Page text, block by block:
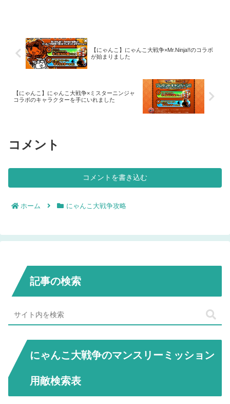
【にゃんこ】にゃんこ大戦争×Mr.Ninja!!のコラボ
が始まりました
【にゃんこ】にゃんこ大戦争×ミスターニンジャ
コラボのキャラクターを手にいれました
コメント
コメントを書き込む
ホーム にゃんこ大戦争攻略
記事の検索
にゃんこ大戦争のマンスリーミッション
用敵検索表